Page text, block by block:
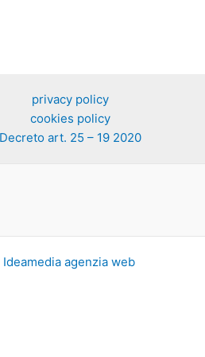
privacy policy
cookies policy
Decreto art. 25 – 19 2020
Ideamedia agenzia web